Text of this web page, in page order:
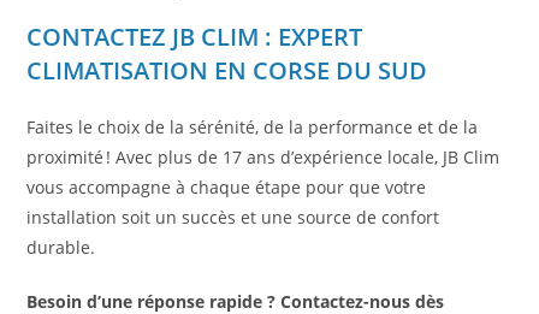
CONTACTEZ JB CLIM : EXPERT
CLIMATISATION EN CORSE DU SUD
Faites le choix de la sérénité, de la performance et de la
proximité ! Avec plus de 17 ans d’expérience locale, JB Clim
vous accompagne à chaque étape pour que votre
installation soit un succès et une source de confort
durable.
Besoin d’une réponse rapide ? Contactez-nous dès